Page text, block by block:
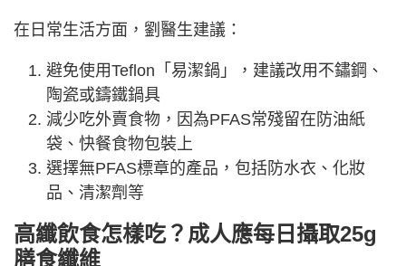
在日常生活方面，劉醫生建議：
避免使用Teflon「易潔鍋」，建議改用不鏽鋼、
陶瓷或鑄鐵鍋具
減少吃外賣食物，因為PFAS常殘留在防油紙
袋、快餐食物包裝上
選擇無PFAS標章的產品，包括防水衣、化妝
品、清潔劑等
高纖飲食怎樣吃？成人應每日攝取25g
膳食纖維